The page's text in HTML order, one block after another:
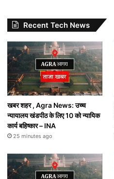
Recent Tech News
खबर शहर , Agra News: उच्च
न्यायालय खंडपीठ के लिए 10 को न्यायिक
कार्य बहिष्कार – INA
25 minutes ago